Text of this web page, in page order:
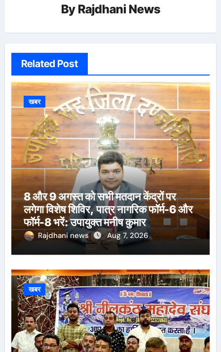
By Rajdhani News
Related Post
खबर
8 और 9 अगस्त को सभी मतदान केंद्रों पर
लगेगा विशेष शिविर, पात्र नागरिक फॉर्म-6 और
फॉर्म-8 भरें: उपायुक्त मनीष कुमार
Rajdhani news Aug 7, 2026
खबर